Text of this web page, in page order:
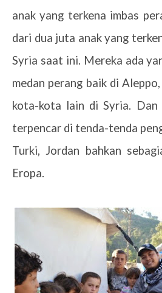
anak yang terkena imbas
dari dua juta anak yang
Syria saat ini. Mereka ada
medan perang baik di
kota-kota lain di Syria. Dan
terpencar di tenda-tenda
Turki, Jordan bahkan
Eropa.